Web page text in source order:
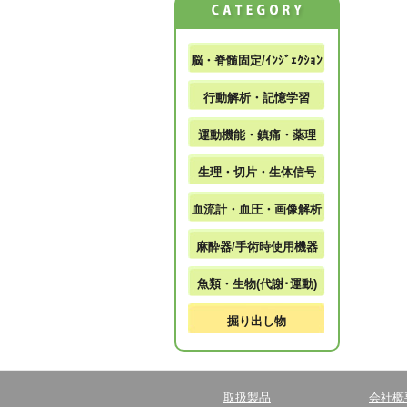
脳・脊髄固定/ｲﾝｼﾞｪｸｼｮﾝ
行動解析・記憶学習
運動機能・鎮痛・薬理
生理・切片・生体信号
血流計・血圧・画像解析
麻酔器/手術時使用機器
魚類・生物(代謝･運動)
掘り出し物
取扱製品 会社概